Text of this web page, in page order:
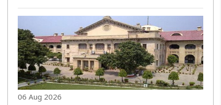
बहुचर्चित मामले में न्यायालय ने गुरुवार को दोनों..
06 Aug 2026